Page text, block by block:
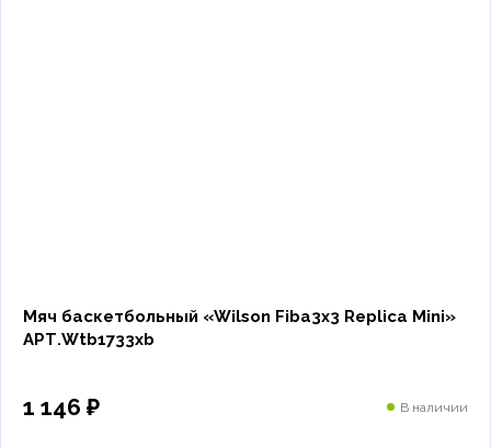
Мяч баскетбольный «Wilson Fiba3x3 Replica Mini»
АРТ.Wtb1733xb
1 146 ₽ В наличии